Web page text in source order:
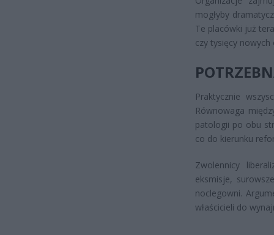
mogłyby
Te placówki już
czy tysięcy nowych
Praktycznie
Równowaga
patologii po obu
co do kierunku
Zwolennicy
eksmisje,
noclegowni.
właścicieli do